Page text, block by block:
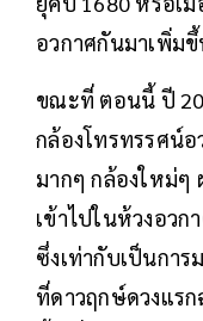
อวกาศกันมาเพิ่ม
ขณะที่ ตอนนี้ ปี
กล้องโทรทรรศน์
มากๆ กล้องใหม่ๆ
เข้าไปในห้วงอวก
ซึ่งเท่ากับเป็นการ
ที่ดาวฤกษ์ดวงแร